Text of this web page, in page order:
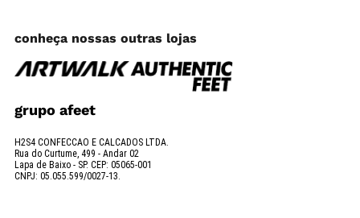
conheça nossas outras lojas
grupo afeet
H2S4 CONFECCAO E CALCADOS LTDA.
Rua do Curtume, 499 - Andar 02
Lapa de Baixo - SP. CEP: 05065-001
CNPJ: 05.055.599/0027-13.